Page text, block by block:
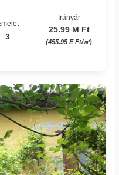
3
Irányár
25.99 M Ft
(455.95 E Ft/㎡)
Azonosító: 84_hah